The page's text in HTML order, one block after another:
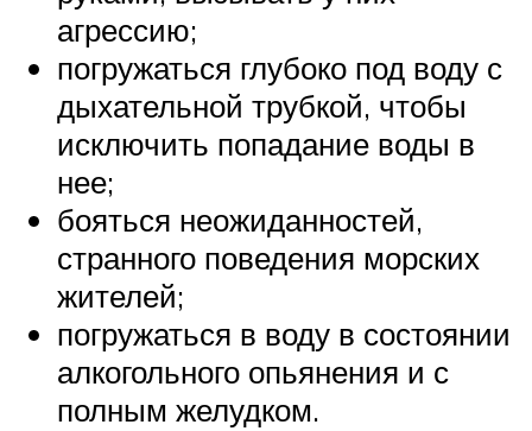
агрессию;
погружаться глубоко под воду с
дыхательной трубкой, чтобы
исключить попадание воды в
нее;
бояться неожиданностей,
странного поведения морских
жителей;
погружаться в воду в состоянии
алкогольного опьянения и с
полным желудком.